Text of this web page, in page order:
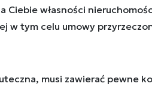
Ciebie własności
w tym celu umowy
musi zawierać pewne